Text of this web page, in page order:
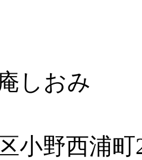
しおみ
小野西浦町